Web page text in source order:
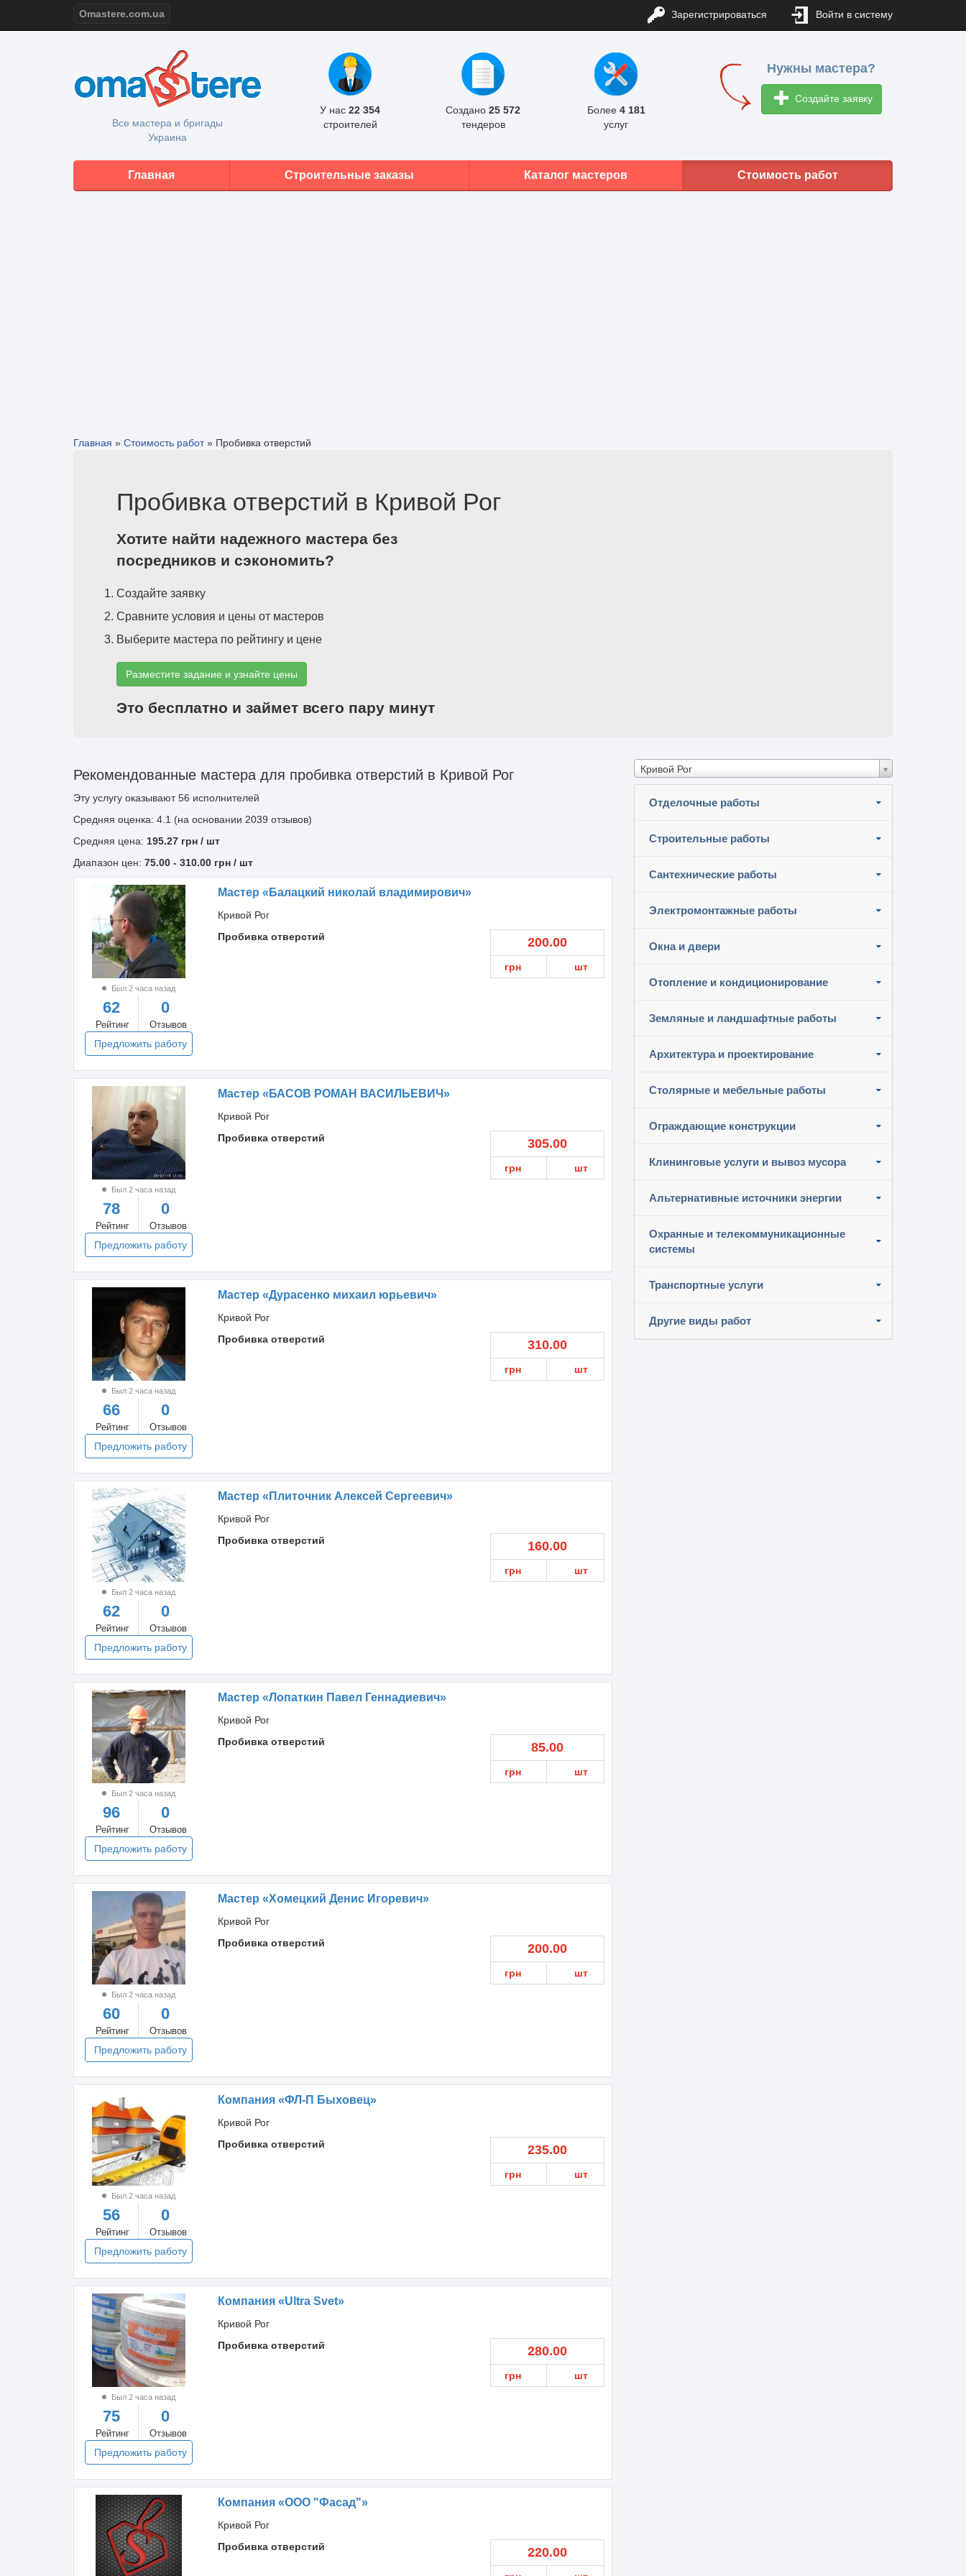
Omastere.com.ua Зарегистрироваться Войти в систему
Все мастера и бригады
Украина
У нас 22 354
строителей
Создано 25 572
тендеров
Более 4 181
услуг
Нужны мастера?
Создайте заявку
Главная Строительные заказы Каталог мастеров Стоимость работ
Главная » Стоимость работ» Пробивка отверстий
Пробивка отверстий в Кривой Рог
Хотите найти надежного мастера без
посредников и сэкономить?
Создайте заявку
Сравните условия и цены от мастеров
Выберите мастера по рейтингу и цене
Разместите задание и узнайте цены
Это бесплатно и займет всего пару минут
Кривой Рог
Отделочные работы
Строительные работы
Сантехнические работы
Электромонтажные работы
Окна и двери
Отопление и кондиционирование
Земляные и ландшафтные работы
Архитектура и проектирование
Столярные и мебельные работы
Ограждающие конструкции
Клининговые услуги и вывоз мусора
Альтернативные источники энергии
Охранные и телекоммуникационные
системы
Транспортные услуги
Другие виды работ
Рекомендованные мастера для пробивка отверстий в Кривой Рог
Эту услугу оказывают56 исполнителей
Средняя оценка: 4.1 (на основании 2039 отзывов)
Средняя цена: 195.27 грн / шт
Диапазон цен: 75.00 - 310.00 грн / шт
Был 2 часа назад
62
Рейтинг
0
Отзывов
Предложить работу
Мастер «Балацкий николай владимирович»
Кривой Рог
Пробивка отверстий
200.00
грн шт
Был 2 часа назад
78
Рейтинг
0
Отзывов
Предложить работу
Мастер «БАСОВ РОМАН ВАСИЛЬЕВИЧ»
Кривой Рог
Пробивка отверстий
305.00
грн шт
Был 2 часа назад
66
Рейтинг
0
Отзывов
Предложить работу
Мастер «Дурасенко михаил юрьевич»
Кривой Рог
Пробивка отверстий
310.00
грн шт
Был 2 часа назад
62
Рейтинг
0
Отзывов
Предложить работу
Мастер «Плиточник Алексей Сергеевич»
Кривой Рог
Пробивка отверстий
160.00
грн шт
Был 2 часа назад
96
Рейтинг
0
Отзывов
Предложить работу
Мастер «Лопаткин Павел Геннадиевич»
Кривой Рог
Пробивка отверстий
85.00
грн шт
Был 2 часа назад
60
Рейтинг
0
Отзывов
Предложить работу
Мастер «Хомецкий Денис Игоревич»
Кривой Рог
Пробивка отверстий
200.00
грн шт
Был 2 часа назад
56
Рейтинг
0
Отзывов
Предложить работу
Компания «ФЛ-П Быховец»
Кривой Рог
Пробивка отверстий
235.00
грн шт
Был 2 часа назад
75
Рейтинг
0
Отзывов
Предложить работу
Компания «Ultra Svet»
Кривой Рог
Пробивка отверстий
280.00
грн шт
Компания «ООО "Фасад"»
Кривой Рог
Пробивка отверстий
220.00